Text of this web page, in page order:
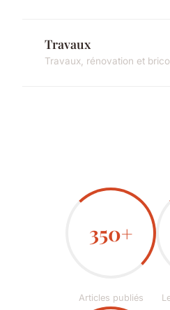
Travaux
Travaux, rénovation et
350+
Articles publiés